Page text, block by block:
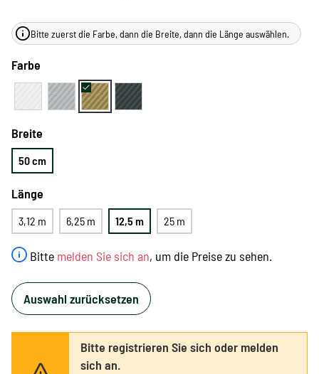
Bitte melden Sie sich an, um die Preise zu sehen.
Bitte zuerst die Farbe, dann die Breite, dann die Länge auswählen.
Farbe
Breite
50 cm
Länge
3,12 m 6,25 m 12,5 m 25 m
Auswahl zurücksetzen
Bitte registrieren Sie sich oder melden
sich an.